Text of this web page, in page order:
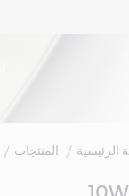
الرئيسية المنتجات